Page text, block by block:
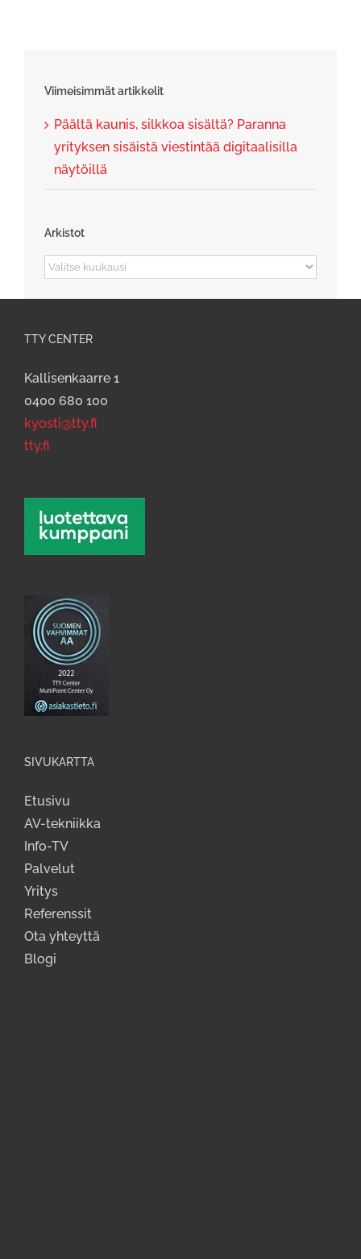
Viimeisimmät artikkelit
Päältä kaunis, silkkoa sisältä? Paranna
yrityksen sisäistä viestintää digitaalisilla
näytöillä
Arkistot
Arkistot
TTY CENTER
Kallisenkaarre 1
0400 680 100
kyosti@tty.fi
tty.fi
SIVUKARTTA
Etusivu
AV-tekniikka
Info-TV
Palvelut
Yritys
Referenssit
Ota yhteyttä
Blogi